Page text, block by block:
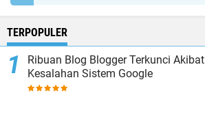
TERPOPULER
Ribuan Blog Blogger Terkunci Akibat
Kesalahan Sistem Google